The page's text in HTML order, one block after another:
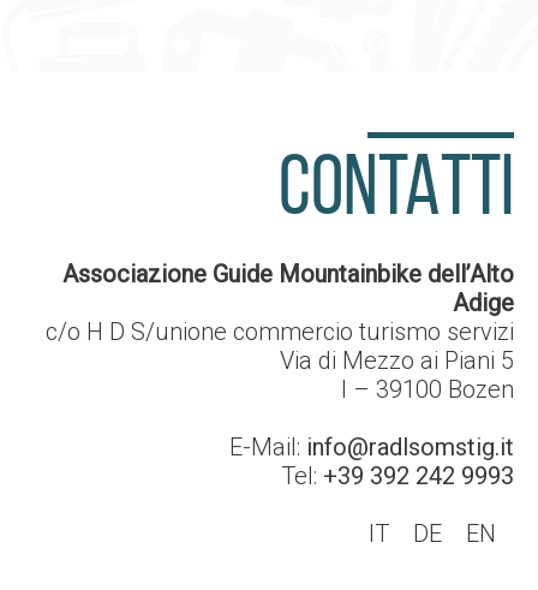
CONTATTI
Associazione Guide Mountainbike dell’Alto
Adige
c/o H D S/unione commercio turismo servizi
Via di Mezzo ai Piani 5
I – 39100 Bozen
E-Mail: info@radlsomstig.it
Tel: +39 392 242 9993
IT
DE EN